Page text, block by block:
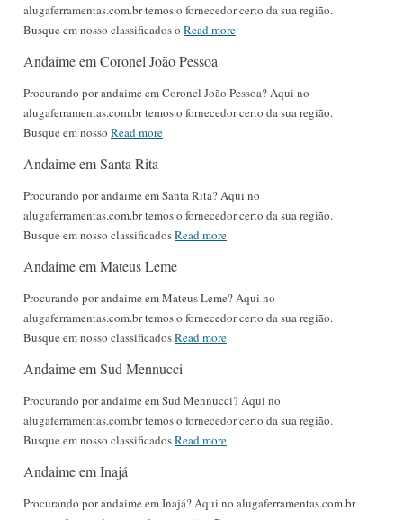
alugaferramentas.com.br temos o fornecedor certo da sua região.
Busque em nosso classificados o Read more
Andaime em Coronel João Pessoa
Procurando por andaime em Coronel João Pessoa? Aqui no
alugaferramentas.com.br temos o fornecedor certo da sua região.
Busque em nosso Read more
Andaime em Santa Rita
Procurando por andaime em Santa Rita? Aqui no
alugaferramentas.com.br temos o fornecedor certo da sua região.
Busque em nosso classificadosRead more
Andaime em Mateus Leme
Procurando por andaime em Mateus Leme? Aqui no
alugaferramentas.com.br temos o fornecedor certo da sua região.
Busque em nosso classificadosRead more
Andaime em Sud Mennucci
Procurando por andaime em Sud Mennucci? Aqui no
alugaferramentas.com.br temos o fornecedor certo da sua região.
Busque em nosso classificadosRead more
Andaime em Inajá
Procurando por andaime em Inajá? Aqui no alugaferramentas.com.br